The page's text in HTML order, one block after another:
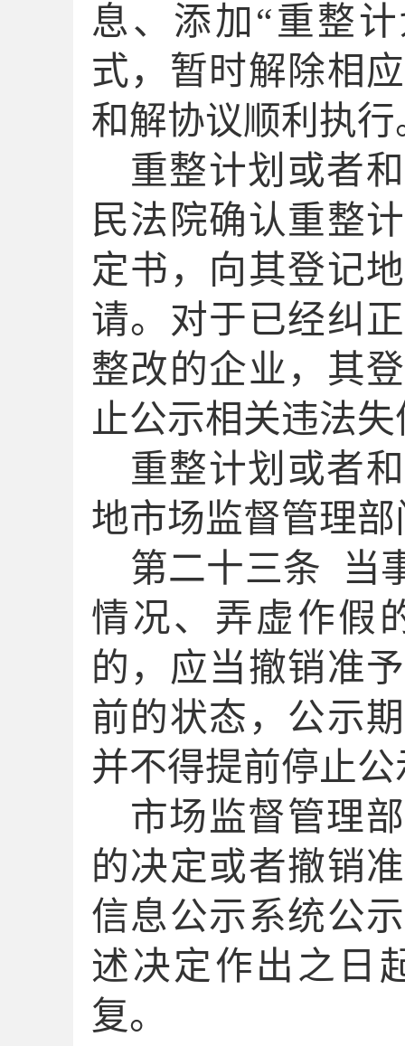
息、添加“重整
式，暂时解除相
和解协议顺利执行
重整计划或者
民法院确认重整
定书，向其登记
请。对于已经纠
整改的企业， 其
止公示相关违法
重整计划或者
地市场监督管理
第二十三条
当
情况、弄虚作假
的， 应当撤销准
前的状态 ， 公示
并不得提前停止公
市场监督管理
的决定或者撤销
信息公示系统公
述决定作出之日
复。